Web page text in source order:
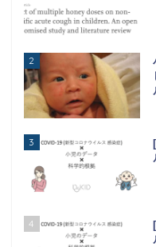
2
3
4